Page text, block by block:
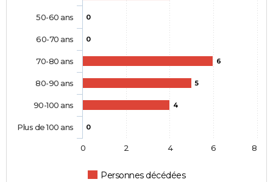
0
0
6
5
4
0
Personnes décédées
50-60 ans
60-70 ans
70-80 ans
80-90 ans
90-100 ans
Plus de 100 ans
0 2 4 6 8